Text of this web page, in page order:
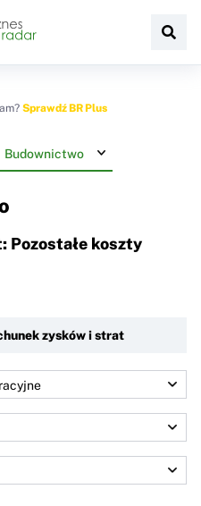
Sprawdź BR Plus
Budownictwo
Pozostałe koszty
zysków i strat